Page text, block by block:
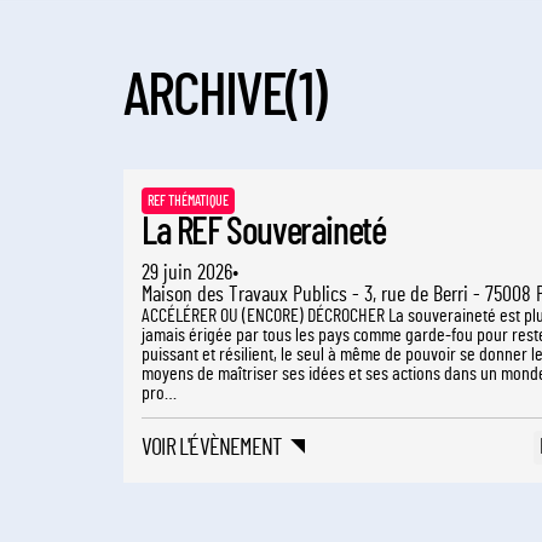
ARCHIVE(1)
REF THÉMATIQUE
La REF Souveraineté
29 juin 2026·
Maison des Travaux Publics - 3, rue de Berri - 75008
ACCÉLÉRER OU (ENCORE) DÉCROCHER La souveraineté est
jamais érigée par tous les pays comme garde-fou pour
puissant et résilient, le seul à même de pouvoir se donner
moyens de maîtriser ses idées et ses actions dans un
pro…
VOIR L'ÉVÈNEMENT